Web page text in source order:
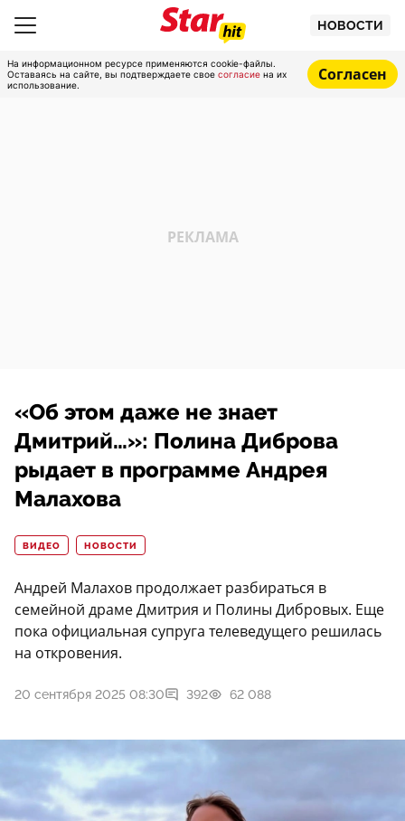
НОВОСТИ
На информационном ресурсе применяются cookie-файлы.
Оставаясь на сайте, вы подтверждаете свое согласие на их
использование.
Согласен
«Об этом даже не знает
Дмитрий…»: Полина Диброва
рыдает в программе Андрея
Малахова
ВИДЕО НОВОСТИ
Андрей Малахов продолжает разбираться в
семейной драме Дмитрия и Полины Дибровых. Еще
пока официальная супруга телеведущего решилась
на откровения.
20 сентября 2025 08:30 392 62 088